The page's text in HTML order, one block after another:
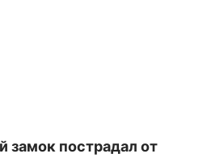
замок пострадал от